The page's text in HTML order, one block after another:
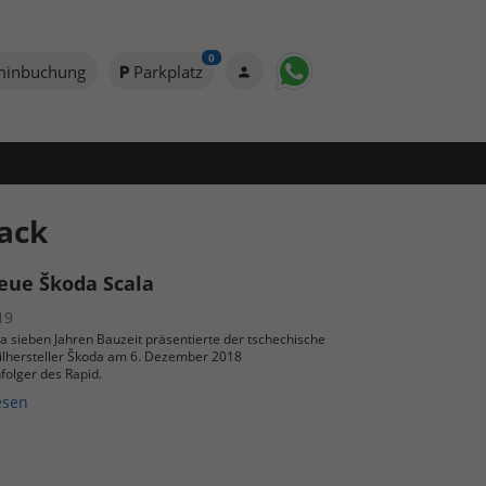
Parkplatz
0
Škoda Scala
sieben Jahren Bauzeit präsentierte der tschechische
Škoda am 6. Dezember 2018
des Rapid.